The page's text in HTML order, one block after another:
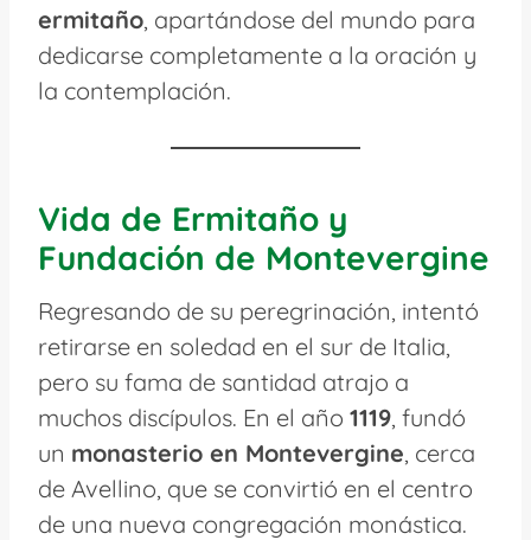
ermitaño, apartándose del mundo para
dedicarse completamente a la oración y
la contemplación.
Vida de Ermitaño y
Fundación de Montevergine
Regresando de su peregrinación, intentó
retirarse en soledad en el sur de Italia,
pero su fama de santidad atrajo a
muchos discípulos. En el año 1119, fundó
un monasterio en Montevergine, cerca
de Avellino, que se convirtió en el centro
de una nueva congregación monástica.